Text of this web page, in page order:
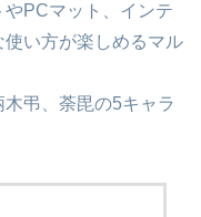
PCマット、インテ
い方が楽しめるマル
弔、荼毘の5キャラ